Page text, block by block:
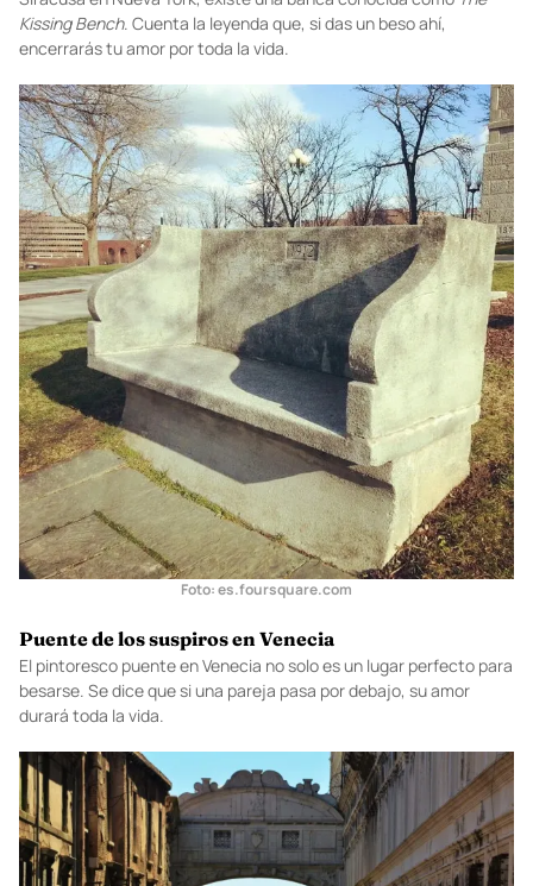
Foto: elcinedehollywood.com
The Kissing Benchen la Universidad de Siracusa
En la costa este de los Estados Unidos, en la Universidad de
Siracusa en Nueva York, existe una banca conocida comoThe
Kissing Bench. Cuenta la leyenda que, si das un beso ahí,
encerrarás tu amor por toda la vida.
Foto:es.foursquare.com
Puente de los suspiros en Venecia
El pintoresco puente en Venecia no solo es un lugar perfecto para
besarse. Se dice que si una pareja pasa por debajo, su amor
durará toda la vida.